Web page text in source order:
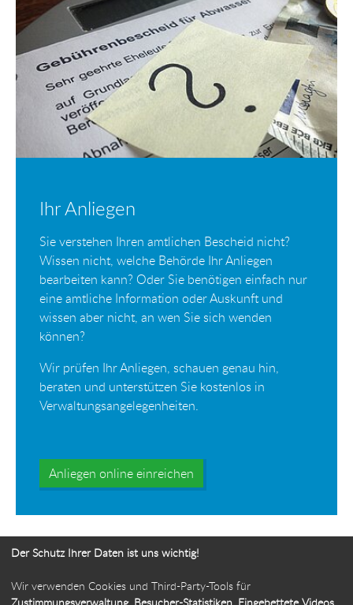
Ihr Anliegen
Sie verstehen Ihren amtlichen Bescheid nicht?
Wissen nicht, welche Behörde Ihr Anliegen
bearbeiten kann? Oder Sie benötigen einfach nur
eine amtliche Information oder Auskunft und
wissen aber nicht, an wen Sie sich wenden
können?
Wir prüfen Ihr Anliegen, schauen genau hin,
beraten und unterstützen Sie kostenlos in
Verwaltungsangelegenheiten.
Anliegen online einreichen
Der Schutz Ihrer Daten ist uns wichtig!
Wir verwenden Cookies und Third-Party-Tools für